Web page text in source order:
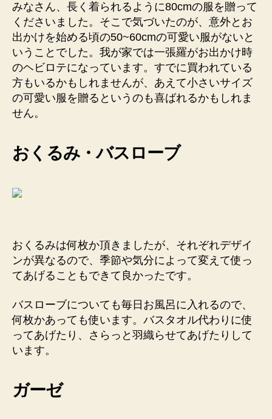
みなさん、長く着られるように80cmの服を贈って
くださいました。そこで気づいたのが、意外とお
出かけを始める頃の50~60cmの可愛い服がないと
いうことでした。我が家では一張羅がお出かけ時
のヘビロテになっています。すでに買われている
方もいるかもしれませんが、あえて小さいサイズ
の可愛い服を贈るというのも喜ばれるかもしれま
せん。
おくるみ・バスローブ
おくるみは何枚か頂きましたが、それぞれデザイ
ンが異なるので、季節や気分によって変えて使っ
てあげることもできて良かったです。
バスローブについても毎日お風呂に入れるので、
何枚かあっても使います。バスタオル代わりに使
ってあげたり、さらっと羽織らせてあげたりして
います。
ガーゼ